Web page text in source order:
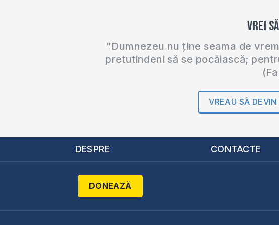
Vrei
"Dumnezeu nu ține seama de
pretutindeni să se pocăiască;
VREAU SĂ
DESPRE CONTACTE
DONEAZĂ